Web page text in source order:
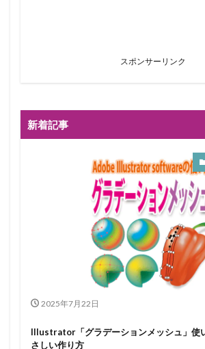
スポンサーリンク
新着記事
2025年7月22日
Illustrator「グラデーションメッシュ」使
さしい作り方